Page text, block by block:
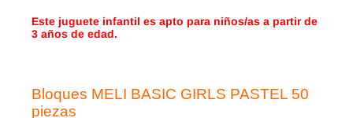
Este juguete infantil es apto para niños/as a partir de
3 años de edad.
Bloques MELI BASIC GIRLS PASTEL 50
piezas